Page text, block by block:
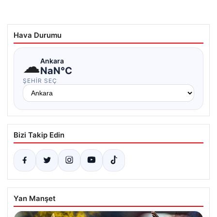
Hava Durumu
☁Ankara
NaN°C
ŞEHIR SEÇ
Bizi Takip Edin
Yan Manşet